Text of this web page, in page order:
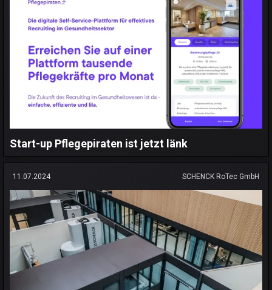
Start-up Pflegepiraten ist jetzt länk
11.07.2024 SCHENCK RoTec GmbH